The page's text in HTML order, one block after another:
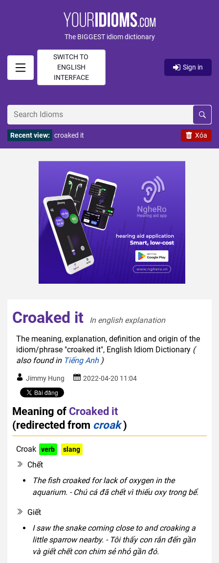
The BIGGEST idiom dictionary
SWITCH TO
ENGLISH
INTERFACE
Sign in
Xóa
Recent view: croaked it
Croaked it
In english explanation
The meaning, explanation, definition and origin of the
idiom/phrase "croaked it", English Idiom Dictionary (
also found in Tiếng Anh)
Jimmy Hung 2022-04-20 11:04
Meaning of Croaked it
(redirected from croak)
Croak verb slang
Chết
The fish croaked for lack of oxygen in the
aquarium. - Chú cá đã chết vì thiếu oxy trong bể.
Giết
I saw the snake coming close to and croaking a
little sparrow nearby. - Tôi thấy con rắn đến gần
và giết chết con chim sẻ nhỏ gần đó.